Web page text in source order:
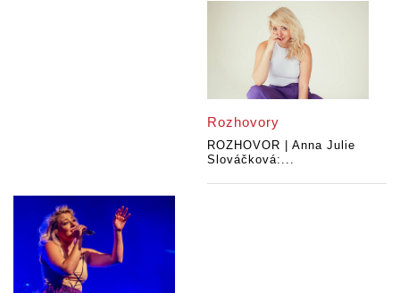
Rozhovory
ROZHOVOR | Anna Julie
Slováčková:...